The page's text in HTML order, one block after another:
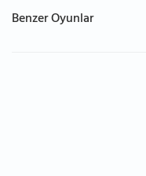
Benzer Oyunlar